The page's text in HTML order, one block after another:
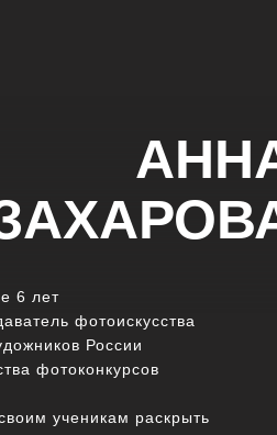
6 лет
фотоискусства
России
фотоконкурсов
ученикам раскрыть